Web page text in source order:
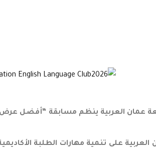
عمان العربية ينظم مسابقة “أفضل
على تنمية مهارات الطلبة